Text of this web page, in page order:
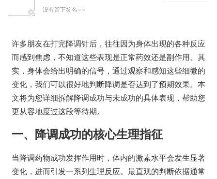
没有留下签名~~
许多朋友在打完降调针后，往往因为身体出现的各种反应
而感到焦虑，不知道这些表现是正常药效还是副作用。其
实，身体会给出明确的信号，通过观察和感知这些细微的
变化，我们可以很好地判断降调是否达到了预期效果。本
文将为您详细拆解降调成功与未成功的具体表现，帮助您
更从容地度过这段等待期。
一、降调成功的核心生理指征
当降调药物成功发挥作用时，体内的激素水平会发生显著
变化，进而引发一系列生理反应。最直观的判断依据通常